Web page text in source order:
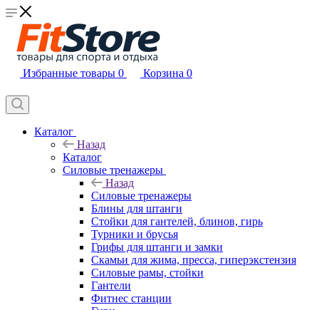
Избранные товары 0 Корзина 0
Каталог
Назад
Каталог
Силовые тренажеры
Назад
Силовые тренажеры
Блины для штанги
Стойки для гантелей, блинов, гирь
Турники и брусья
Грифы для штанги и замки
Скамьи для жима, пресса, гиперэкстензия
Силовые рамы, стойки
Гантели
Фитнес станции